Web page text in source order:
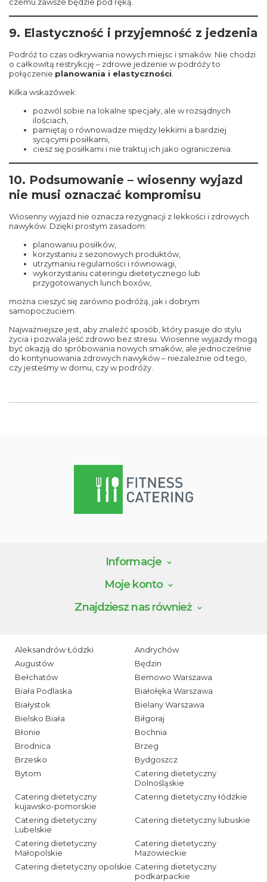
9. Elastyczność i przyjemność z jedzenia
Podróż to czas odkrywania nowych miejsc i smaków. Nie chodzi
o całkowitą restrykcję – zdrowe jedzenie w podróży to
połączenie planowania i elastyczności
Kilka wskazówek:
pozwól sobie na lokalne specjały, ale w rozsądnych
ilościach,
pamiętaj o równowadze między lekkimi a bardziej
sycącymi posiłkami,
ciesz się posiłkami i nie traktuj ich jako ograniczenia.
10. Podsumowanie – wiosenny wyjazd
nie musi oznaczać kompromisu
Wiosenny wyjazd nie oznacza rezygnacji z lekkości i zdrowych
nawyków. Dzięki prostym zasadom:
planowaniu posiłków,
korzystaniu z sezonowych produktów,
utrzymaniu regularności i równowagi,
wykorzystaniu cateringu dietetycznego lub
przygotowanych lunch boxów,
można cieszyć się zarówno podróżą, jak i dobrym
samopoczuciem.
Najważniejsze jest, aby znaleźć sposób, który pasuje do stylu
życia i pozwala jeść zdrowo bez stresu. Wiosenne wyjazdy mogą
być okazją do spróbowania nowych smaków, ale jednocześnie
do kontynuowania zdrowych nawyków – niezależnie od tego,
czy jesteśmy w domu, czy w podróży.
Informacje
Moje konto
Znajdziesz nas również
Aleksandrów Łódzki
Andrychów
Augustów
Będzin
Bełchatów
Bemowo Warszawa
Biała Podlaska
Białołęka Warszawa
Białystok
Bielany Warszawa
Bielsko Biała
Biłgoraj
Błonie
Bochnia
Brodnica
Brzeg
Brzesko
Bydgoszcz
Bytom
Catering dietetyczny
Dolnośląskie
Catering dietetyczny
kujawsko-pomorskie
Catering dietetyczny łódzkie
Catering dietetyczny
Lubelskie
Catering dietetyczny lubuskie
Catering dietetyczny
Małopolskie
Catering dietetyczny
Mazowieckie
Catering dietetyczny opolskie Catering dietetyczny
podkarpackie